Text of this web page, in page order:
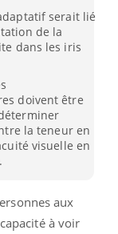
serait lié
de la
dans les iris
doivent être
la teneur en
visuelle en
aux
à voir